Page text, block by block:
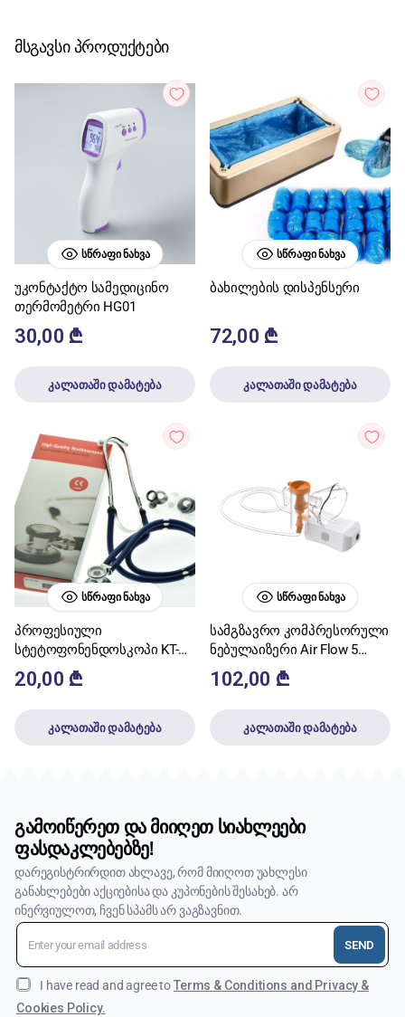
მსგავსი პროდუქტები
ᲡᲬᲠᲐᲤᲘ ᲜᲐᲮᲕᲐ
უკონტაქტო სამედიცინო
თერმომეტრი HG01
30,00 ₾
კალათაში დამატება
ᲡᲬᲠᲐᲤᲘ ᲜᲐᲮᲕᲐ
ბახილების დისპენსერი
72,00 ₾
კალათაში დამატება
ᲡᲬᲠᲐᲤᲘ ᲜᲐᲮᲕᲐ
პროფესიული
სტეტოფონენდოსკოპი KT-
102
20,00 ₾
კალათაში დამატება
ᲡᲬᲠᲐᲤᲘ ᲜᲐᲮᲕᲐ
სამგზავრო კომპრესორული
ნებულაიზერი Air Flow 5
Feellife
102,00 ₾
კალათაში დამატება
გამოიწერეთ და მიიღეთ სიახლეები
ფასდაკლებებზე!
დარეგისტრირდით ახლავე, რომ მიიღოთ უახლესი
განახლებები აქციებისა და კუპონების შესახებ. არ
ინერვიულოთ, ჩვენ სპამს არ ვაგზავნით.
SEND
I have read and agree toTerms & Conditions and Privacy &
Cookies Policy.